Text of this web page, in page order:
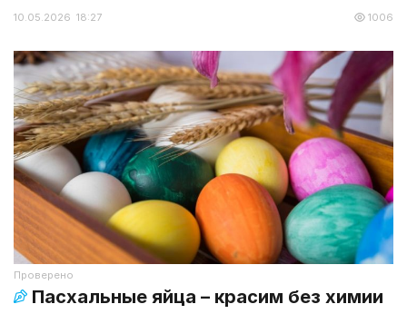
10.05.2026 18:27 1006
Проверено
Пасхальные яйца ­– красим без химии